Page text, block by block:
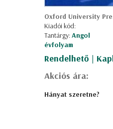
Oxford University
Kiadói kód:
Tantárgy:Angol
évfolyam
Rendelhető |
Akciós ára:
Hányat szeretne?